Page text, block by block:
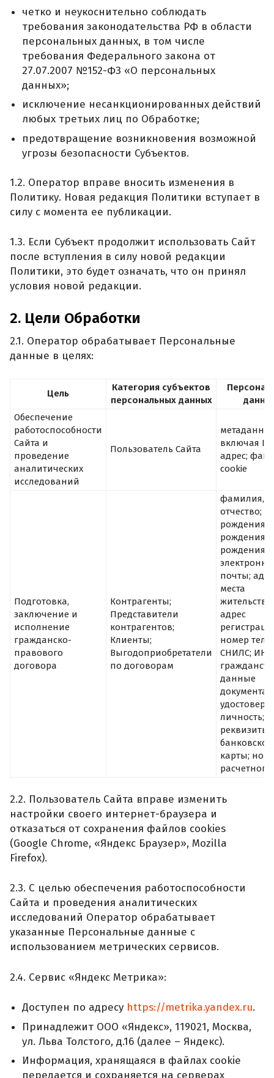
четко и неукоснительно соблюдать
требования законодательства РФ в области
персональных данных, в том числе
требования Федерального закона от
27.07.2007 №152-ФЗ «О персональных
данных»;
исключение несанкционированных действий
любых третьих лиц по Обработке;
предотвращение возникновения возможной
угрозы безопасности Субъектов.
1.2. Оператор вправе вносить изменения в
Политику. Новая редакция Политики вступает в
силу с момента ее публикации.
1.3. Если Субъект продолжит использовать Сайт
после вступления в силу новой редакции
Политики, это будет означать, что он принял
условия новой редакции.
2. Цели Обработки
2.1. Оператор обрабатывает Персональные
данные в целях:
Цель
Категория субъектов
персональных данных
Обеспечение
работоспособности
Сайта и
проведение
аналитических
исследований
Пользователь Сайта
включая IP-
адрес;
cookie
Подготовка,
заключение и
исполнение
гражданско-
правового
договора
Контрагенты;
Представители
контрагентов;
Клиенты;
Выгодоприобретатели
по договорам
фамилия,
отчество;
рождения;
рождения;
рождения;
почты;
места
жительства;
адрес
номер
СНИЛС;
данные
документа,
личность;
реквизиты
банковской
карты;
расчетного
2.2. Пользователь Сайта вправе изменить
настройки своего интернет-браузера и
отказаться от сохранения файлов cookies
(Google Chrome, «Яндекс Браузер», Mozilla
Firefox).
2.3. С целью обеспечения работоспособности
Сайта и проведения аналитических
исследований Оператор обрабатывает
указанные Персональные данные с
использованием метрических сервисов.
2.4. Сервис «Яндекс Метрика»:
Доступен по адресу https://metrika.yandex.ru.
Принадлежит ООО «Яндекс», 119021, Москва,
ул. Льва Толстого, д.16 (далее – Яндекс).
Информация, хранящаяся в файлах cookie